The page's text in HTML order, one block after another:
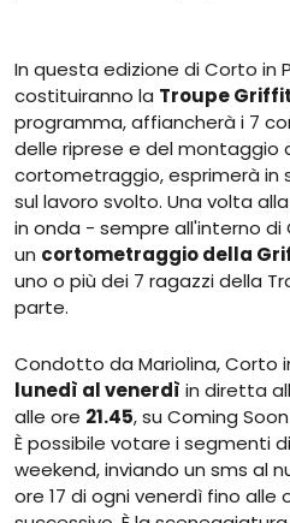
In questa edizione di Corto in
costituiranno la Troupe
programma, affiancherà i 7
delle riprese e del montaggio
cortometraggio, esprimerà in
sul lavoro svolto. Una volta
in onda - sempre all'interno di
un cortometraggio della
uno o più dei 7 ragazzi della
parte.
Condotto da Mariolina, Corto
lunedì al venerdì in diretta
alle ore 21.45, su Coming
È possibile votare i segmenti
weekend, inviando un sms al
ore 17 di ogni venerdì fino alle